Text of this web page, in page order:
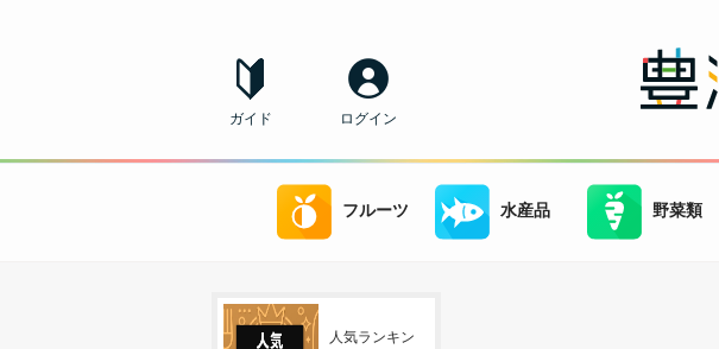
ガイド ログイン
フルーツ 水産品 野菜類
人気ランキン